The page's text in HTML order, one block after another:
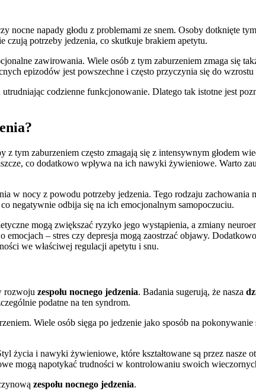
nocne napady głodu z problemami ze snem. Osoby dotknięte
potrzeby jedzenia, co skutkuje brakiem apetytu.
zawirowania. Wiele osób z tym zaburzeniem zmaga się
epizodów jest powszechne i często przyczynia się do wzrostu
codzienne funkcjonowanie. Dlatego tak istotne jest
tym zaburzeniem często zmagają się z intensywnym głodem
co dodatkowo wpływa na ich nawyki żywieniowe. Warto
w nocy z powodu potrzeby jedzenia. Tego rodzaju
negatywnie odbija się na ich emocjonalnym samopoczuciu.
mogą zwiększać ryzyko jego wystąpienia, a zmiany
– stres czy depresja mogą zaostrzać objawy.
we właściwej regulacji apetytu i snu.
rozwoju zespołu nocnego jedzenia. Badania sugerują, że nasza
podatne na ten syndrom.
Wiele osób sięga po jedzenie jako sposób na
życia i nawyki żywieniowe, które kształtowane są przez nasze
mogą napotykać trudności w kontrolowaniu swoich
zespołu nocnego jedzenia.